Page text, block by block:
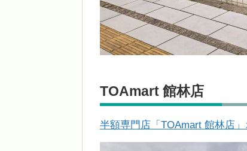
TOAmart 館林店
半額専門店「TOAmart 館林店」